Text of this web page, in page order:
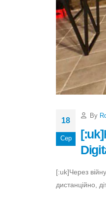
18
Сер
By
[:uk]Через
дистанційно,